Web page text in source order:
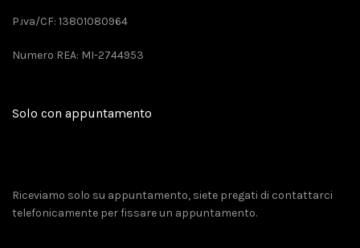
P.iva/CF: 13801080964
Numero REA: MI-2744953
Solo con appuntamento
Riceviamo solo su appuntamento, siete pregati di contattarci
telefonicamente per fissare un appuntamento.